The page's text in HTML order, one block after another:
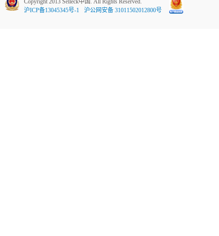
Copyright 2013 Selleck中国. All Rights Reserved.
沪ICP备13045345号-1
沪公网安备 31011502012800号